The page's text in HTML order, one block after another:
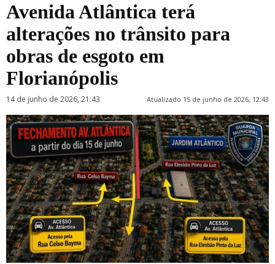
Avenida Atlântica terá
alterações no trânsito para
obras de esgoto em
Florianópolis
14 de junho de 2026, 21:43 Atualizado 15 de junho de 2026, 12:43